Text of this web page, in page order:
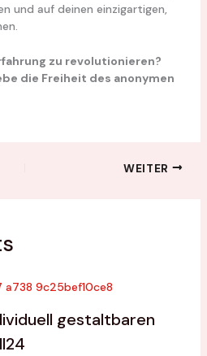
und auf deinen einzigartigen,
zu revolutionieren?
die Freiheit des anonymen
WEITER
gestaltbaren